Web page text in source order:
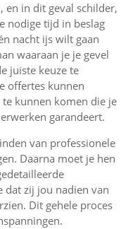
en in dit geval schilder,
nodige tijd in beslag
nacht ijs wilt gaan
waaraan je je gevel
juiste keuze te
offertes kunnen
kunnen komen die je
garandeert.
van professionele
Daarna moet je hen
dat zij jou nadien van
Dit gehele proces